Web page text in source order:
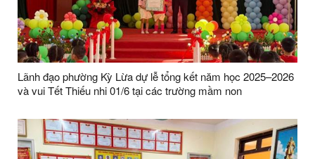
Lãnh đạo phường Kỳ Lừa dự lễ tổng kết năm học 2025–2026
và vui Tết Thiếu nhi 01/6 tại các trường mầm non